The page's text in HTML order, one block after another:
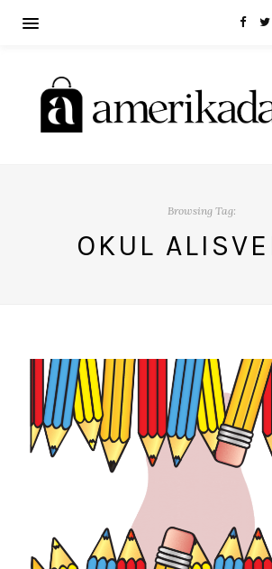
Browsing Tag:
OKUL